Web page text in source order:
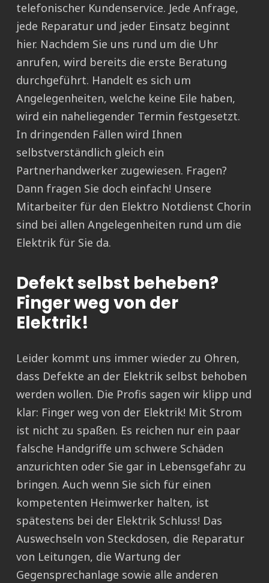
telefonischer Kundenservice. Jede Anfrage,
jede Reparatur und jeder Einsatz beginnt
hier. Nachdem Sie uns rund um die Uhr
anrufen, wird bereits die erste Beratung
durchgeführt. Handelt es sich um
Angelegenheiten, welche keine Eile haben,
wird ein naheliegender Termin festgesetzt.
In dringenden Fällen wird Ihnen
selbstverständlich gleich ein
Partnerhandwerker zugewiesen. Fragen?
Dann fragen Sie doch einfach! Unsere
Mitarbeiter für den Elektro Notdienst Chorin
sind bei allen Angelegenheiten rund um die
Elektrik für Sie da.
Defekt selbst beheben?
Finger weg von der
Elektrik!
Leider kommt uns immer wieder zu Ohren,
dass Defekte an der Elektrik selbst behoben
werden wollen. Die Profis sagen wir klipp und
klar: Finger weg von der Elektrik! Mit Strom
ist nicht zu spaßen. Es reichen nur ein paar
falsche Handgriffe um schwere Schäden
anzurichten oder Sie gar in Lebensgefahr zu
bringen. Auch wenn Sie sich für einen
kompetenten Heimwerker halten, ist
spätestens bei der Elektrik Schluss! Das
Auswechseln von Steckdosen, die Reparatur
von Leitungen, die Wartung der
Gegensprechanlage sowie alle anderen